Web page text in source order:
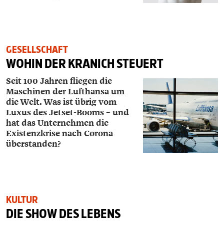
GESELLSCHAFT
WOHIN DER KRANICH STEUERT
Seit 100 Jahren fliegen die
Maschinen der ­Lufthansa um
die Welt. Was ist übrig vom
Luxus des Jetset-Booms – und
hat das Unternehmen die
Existenzkrise nach Corona
überstanden?
KULTUR
DIE SHOW DES LEBENS